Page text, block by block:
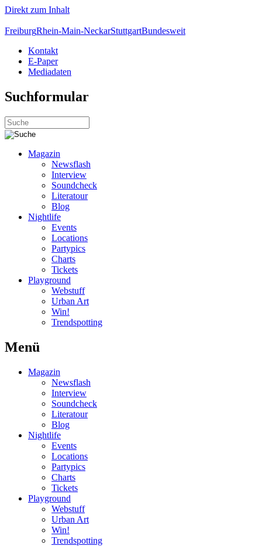
Direkt zum Inhalt
FreiburgRhein-Main-NeckarStuttgartBundesweit
Kontakt
E-Paper
Mediadaten
Suchformular
Magazin
Newsflash
Interview
Soundcheck
Literatour
Blog
Nightlife
Events
Locations
Partypics
Charts
Tickets
Playground
Webstuff
Urban Art
Win!
Trendspotting
Menü
Magazin
Newsflash
Interview
Soundcheck
Literatour
Blog
Nightlife
Events
Locations
Partypics
Charts
Tickets
Playground
Webstuff
Urban Art
Win!
Trendspotting